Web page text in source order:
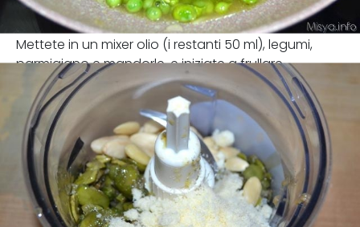
Mettete in un mixer olio (i restanti 50 ml), legumi,
parmigiano e mandorle, e iniziate a frullare.